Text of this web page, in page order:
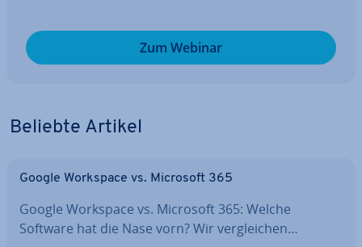
Zum Webinar
Beliebte Artikel
Google Workspace vs. Microsoft 365
Google Workspace vs. Microsoft 365: Welche
Software hat die Nase vorn? Wir ver­glei­chen…